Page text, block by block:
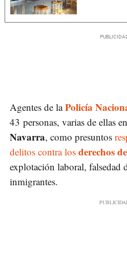
Agentes de laPolicía
43 personas, varias de ellas
Navarra, como presuntos
delitos contra los derechos
explotación laboral, falsedad
inmigrantes.